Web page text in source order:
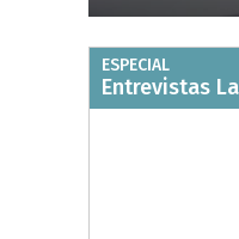
ESPECIAL
Entrevistas